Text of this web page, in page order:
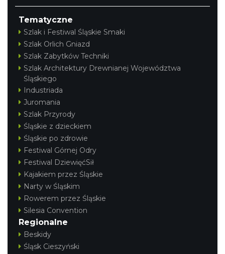
Tematyczne
Szlak i Festiwal Śląskie Smaki
Szlak Orlich Gniazd
Szlak Zabytków Techniki
Szlak Architektury Drewnianej Województwa
Śląskiego
Industriada
Juromania
Szlak Przyrody
Śląskie z dzieckiem
Śląskie po zdrowie
Festiwal Górnej Odry
Festiwal DziewięćSił
Kajakiem przez Śląskie
Narty w Śląskim
Rowerem przez Śląskie
Silesia Convention
Regionalne
Beskidy
Śląsk Cieszyński